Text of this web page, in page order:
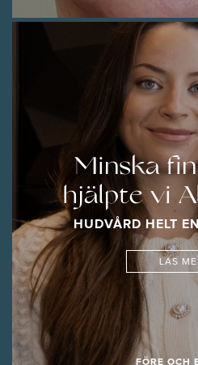
Minska
hjälpte vi
HUDVÅRD HELT
LÄS
FÖRE OCH